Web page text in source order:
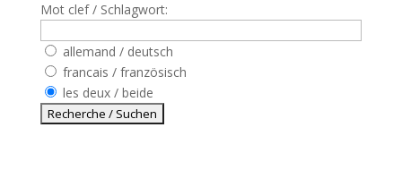
Mot clef / Schlagwort:
allemand / deutsch
francais / französisch
les deux / beide